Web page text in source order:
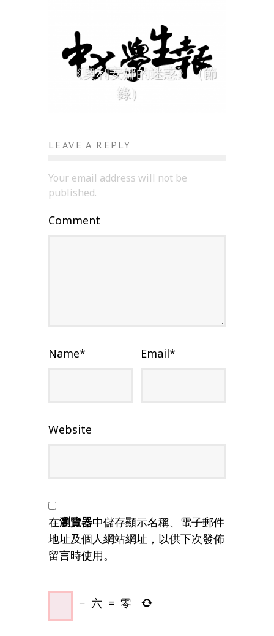
《奧利安娜的迷惑》（節
錄）
LEAVE A REPLY
Your email address will not be
published.
Comment
Name* Email*
Website
在瀏覽器中儲存顯示名稱、電子郵件
地址及個人網站網址，以供下次發佈
留言時使用。
− 六 = 零